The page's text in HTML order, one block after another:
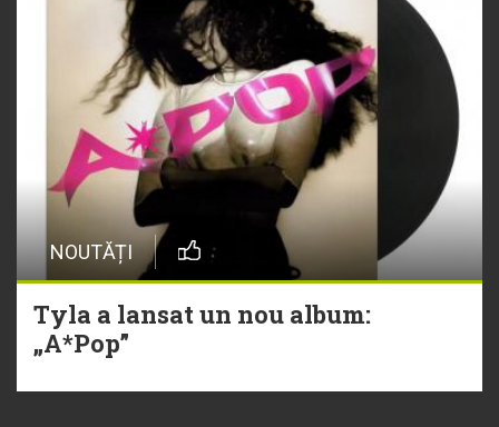
NOUTĂȚI
Tyla a lansat un nou album:
„A*Pop”